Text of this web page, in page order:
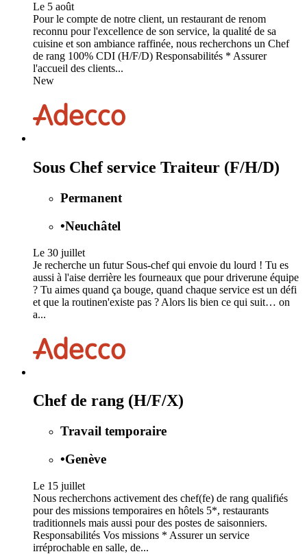
Le 5 août
Pour le compte de notre client, un restaurant de renom
reconnu pour l'excellence de son service, la qualité de sa
cuisine et son ambiance raffinée, nous recherchons un Chef
de rang 100% CDI (H/F/D) Responsabilités * Assurer
l'accueil des clients...
New
Sous Chef service Traiteur (F/H/D)
Permanent
•Neuchâtel
Le 30 juillet
Je recherche un futur Sous-chef qui envoie du lourd ! Tu es
aussi à l'aise derrière les fourneaux que pour driverune équipe
? Tu aimes quand ça bouge, quand chaque service est un défi
et que la routinen'existe pas ? Alors lis bien ce qui suit… on
a...
Chef de rang (H/F/X)
Travail temporaire
•Genève
Le 15 juillet
Nous recherchons activement des chef(fe) de rang qualifiés
pour des missions temporaires en hôtels 5*, restaurants
traditionnels mais aussi pour des postes de saisonniers.
Responsabilités Vos missions * Assurer un service
irréprochable en salle, de...